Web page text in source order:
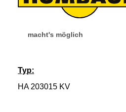
macht's möglich
Typ:
HA 203015 KV